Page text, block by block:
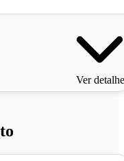
Ver